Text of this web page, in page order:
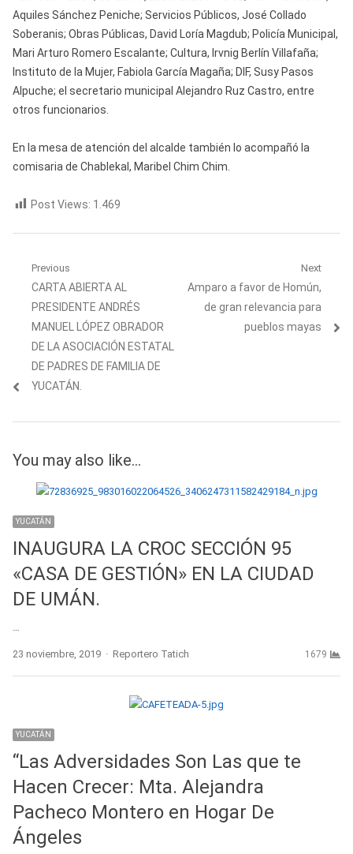
Aquiles Sánchez Peniche; Servicios Públicos, José Collado
Soberanis; Obras Públicas, David Loría Magdub; Policía Municipal,
Mari Arturo Romero Escalante; Cultura, Irvnig Berlín Villafaña;
Instituto de la Mujer, Fabiola García Magaña; DIF, Susy Pasos
Alpuche; el secretario municipal Alejandro Ruz Castro, entre
otros funcionarios.
En la mesa de atención del alcalde también lo acompañó la
comisaria de Chablekal, Maribel Chim Chim.
Post Views: 1.469
Navegación
de
entradas
Previous
Previous
post:
CARTA ABIERTA AL
PRESIDENTE ANDRÉS
MANUEL LÓPEZ OBRADOR
DE LA ASOCIACIÓN ESTATAL
DE PADRES DE FAMILIA DE
YUCATÁN.
Next
Next
post:
Amparo a favor de Homún,
de gran relevancia para
pueblos mayas
You may also like...
YUCATÁN
INAUGURA LA CROC SECCIÓN 95
«CASA DE GESTIÓN» EN LA CIUDAD
DE UMÁN.
23 noviembre, 2019 Author
Reportero Tatich 1679
YUCATÁN
“Las Adversidades Son Las que te
Hacen Crecer: Mta. Alejandra
Pacheco Montero en Hogar De
Ángeles